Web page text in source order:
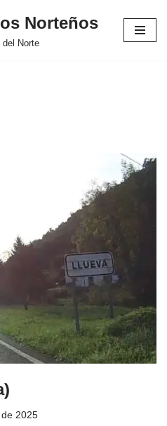
Norteños
del Norte
2025